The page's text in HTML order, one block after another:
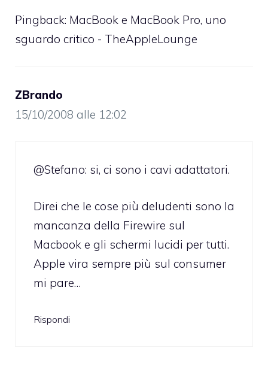
Pingback: MacBook e MacBook Pro, uno
sguardo critico - TheAppleLounge
ZBrando
15/10/2008 alle 12:02
@Stefano: si, ci sono i cavi adattatori.
Direi che le cose più deludenti sono la
mancanza della Firewire sul
Macbook e gli schermi lucidi per tutti.
Apple vira sempre più sul consumer
mi pare…
Rispondi